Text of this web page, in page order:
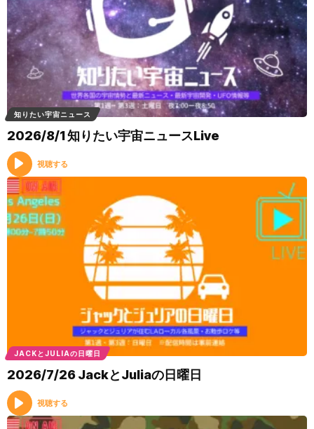
知りたい宇宙ニュース
2026/8/1 知りたい宇宙ニュースLive
視聴する
JACKとJULIAの日曜日
2026/7/26 JackとJuliaの日曜日
視聴する